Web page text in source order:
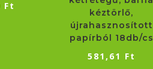
Ft
kéztörlő,
újrahasznosított
papírból 18db/cs
581,61 Ft